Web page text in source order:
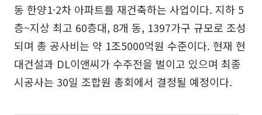
동 한양1·2차 아파트를 재건축하는 사업이다. 지하 5
층~지상 최고 60층대, 8개 동, 1397가구 규모로 조성
되며 총 공사비는 약 1조5000억원 수준이다. 현재 현
대건설과 DL이앤씨가 수주전을 벌이고 있으며 최종
시공사는 30일 조합원 총회에서 결정될 예정이다.